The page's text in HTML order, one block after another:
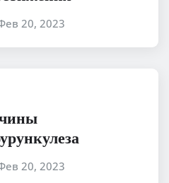
20, 2023
20, 2023